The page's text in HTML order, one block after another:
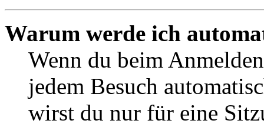
Warum werde ich
Wenn du beim
jedem Besuch
wirst du nur für eine